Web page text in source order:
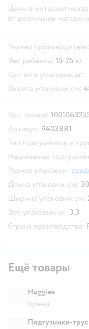
Цены в интернет-
от розничных
Размер производителя:
Вес ребёнка: 15-25 кг
Кол-во в упаковке, шт.:
Высота упаковки, см:
Код товара:
Артикул: 9403881
Тип подгузников и
Назначение
Размер упаковки:
Длина упаковки, см: 30
Ширина упаковки, см:
Вес упаковки, кг: 3.3
Страна производства:
Ещё товары
Huggies
Бренд
Подгузники-